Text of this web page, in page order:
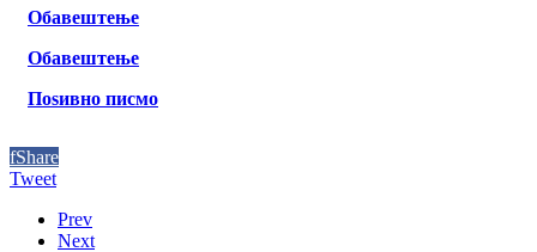
Обавештење
Обавештење
Поѕивно писмо
fShare
Tweet
Prev
Next